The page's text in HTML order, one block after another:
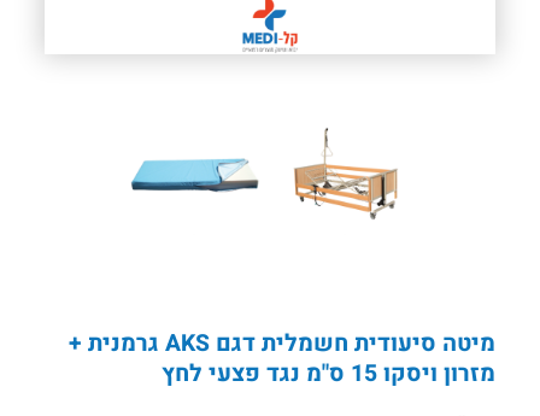
מיטה סיעודית חשמלית דגם AKS גרמנית +
מזרון ויסקו 15 ס"מ נגד פצעי לחץ